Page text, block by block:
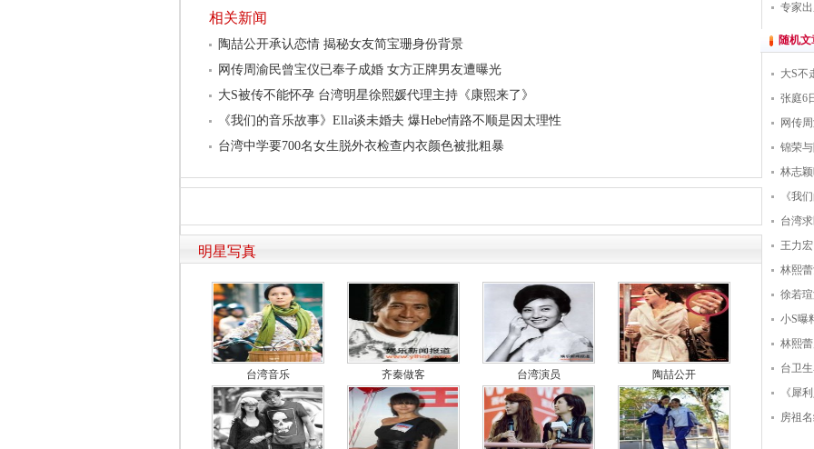
相关新闻
陶喆公开承认恋情 揭秘女友简宝珊身份背景
网传周渝民曾宝仪已奉子成婚 女方正牌男友遭曝光
大S被传不能怀孕 台湾明星徐熙媛代理主持《康熙来了》
《我们的音乐故事》Ella谈未婚夫 爆Hebe情路不顺是因太理性
台湾中学要700名女生脱外衣检查内衣颜色被批粗暴
明星写真
台湾音乐 齐秦做客 台湾演员 陶喆公开
专家
随机文
大S不
张庭6
网传
锦荣
林志
《我
台湾
王力
林熙
徐若
小S曝
林熙
台卫
《犀
房祖